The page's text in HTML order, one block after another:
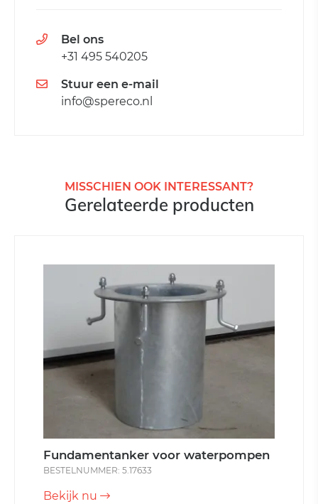
Bel ons
+31 495 540205
Stuur een e-mail
info@spereco.nl
MISSCHIEN OOK INTERESSANT?
Gerelateerde producten
Fundamentanker voor waterpompen
BESTELNUMMER: 5.17633
Bekijk nu